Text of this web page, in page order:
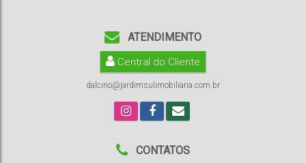
ATENDIMENTO
Central do Cliente
dalcirio@jardimsulimobiliaria.com.br
CONTATOS